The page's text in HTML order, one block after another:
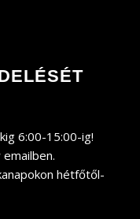
6:00-15:00-ig!
hétfőtől-